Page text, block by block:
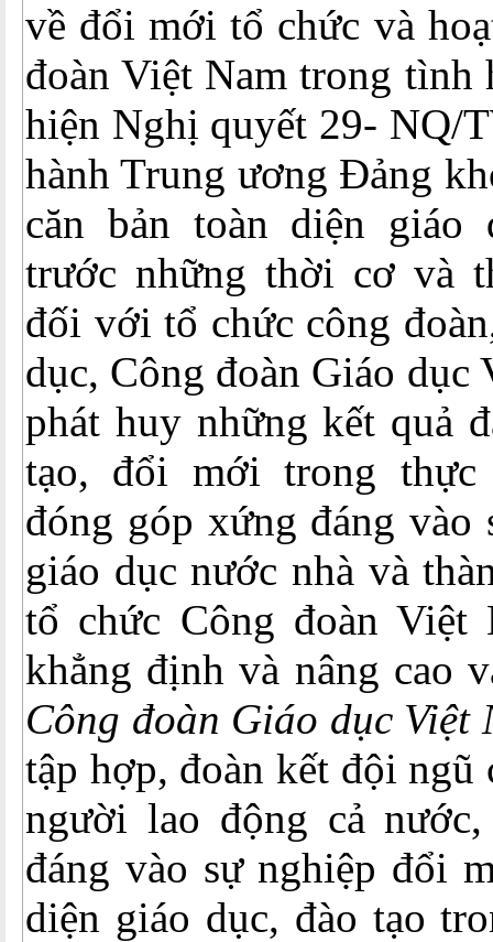
về đổi mới tổ chức và
đoàn Việt Nam trong tình
hiện Nghị quyết 29- NQ/
hành Trung ương Đảng
căn bản toàn diện giáo
trước những thời cơ và
đối với tổ chức công
dục, Công đoàn Giáo dục
phát huy những kết quả
tạo, đổi mới trong thực
đóng góp xứng đáng vào
giáo dục nước nhà và
tổ chức Công đoàn Việt
khẳng định và nâng cao
Công đoàn Giáo dục Việt
tập hợp, đoàn kết đội ngũ
người lao động cả
đáng vào sự nghiệp đổi
diện giáo dục, đào tạo